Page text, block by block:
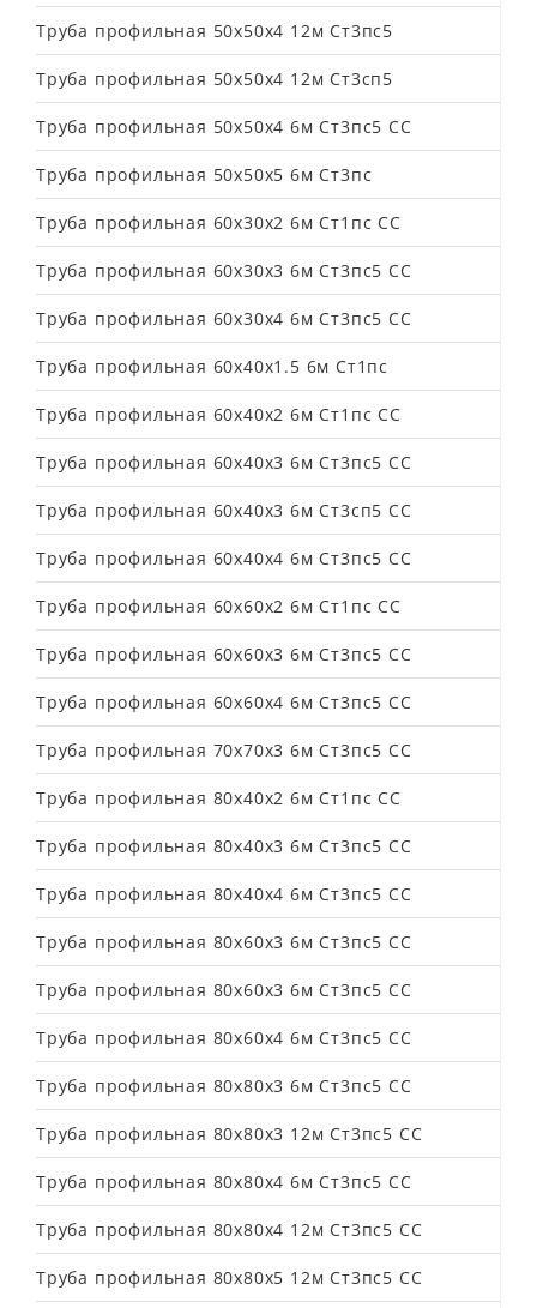
Труба профильная 50х50х4 12м Ст3пс5
Труба профильная 50х50х4 12м Ст3сп5
Труба профильная 50х50х4 6м Ст3пс5 СС
Труба профильная 50х50х5 6м Ст3пс
Труба профильная 60х30х2 6м Ст1пс СС
Труба профильная 60х30х3 6м Ст3пс5 СС
Труба профильная 60х30х4 6м Ст3пс5 СС
Труба профильная 60х40х1.5 6м Ст1пс
Труба профильная 60х40х2 6м Ст1пс СС
Труба профильная 60х40х3 6м Ст3пс5 СС
Труба профильная 60х40х3 6м Ст3сп5 СС
Труба профильная 60х40х4 6м Ст3пс5 СС
Труба профильная 60х60х2 6м Ст1пс СС
Труба профильная 60х60х3 6м Ст3пс5 СС
Труба профильная 60х60х4 6м Ст3пс5 СС
Труба профильная 70х70х3 6м Ст3пс5 СС
Труба профильная 80х40х2 6м Ст1пс СС
Труба профильная 80х40х3 6м Ст3пс5 СС
Труба профильная 80х40х4 6м Ст3пс5 СС
Труба профильная 80х60х3 6м Ст3пс5 СС
Труба профильная 80х60х3 6м Ст3пс5 СС
Труба профильная 80х60х4 6м Ст3пс5 СС
Труба профильная 80х80х3 6м Ст3пс5 СС
Труба профильная 80х80х3 12м Ст3пс5 СС
Труба профильная 80х80х4 6м Ст3пс5 СС
Труба профильная 80х80х4 12м Ст3пс5 СС
Труба профильная 80х80х5 12м Ст3пс5 СС